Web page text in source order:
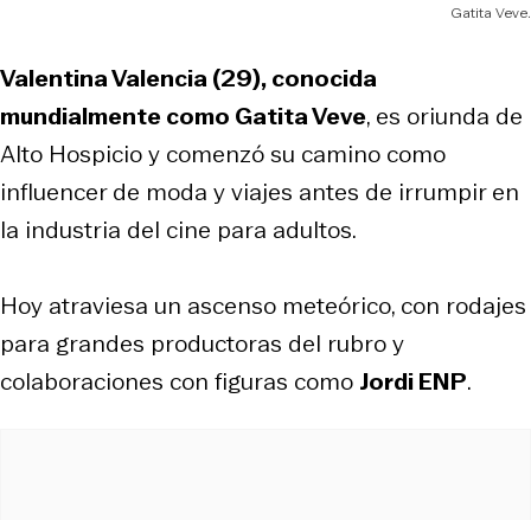
Gatita Veve.
Valentina Valencia (29), conocida
mundialmente como Gatita Veve, es oriunda de
Alto Hospicio y comenzó su camino como
influencer de moda y viajes antes de irrumpir en
la industria del cine para adultos.
Hoy atraviesa un ascenso meteórico, con rodajes
para grandes productoras del rubro y
colaboraciones con figuras como Jordi ENP.